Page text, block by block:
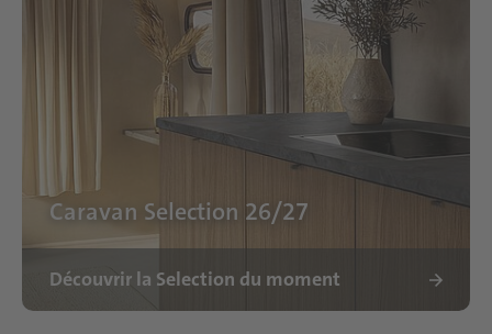
Caravan Selection 26/27
Découvrir la Selection du moment